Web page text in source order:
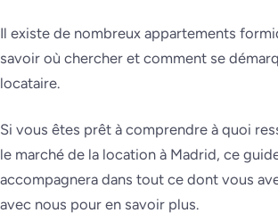
Il existe de nombreux appartements
savoir où chercher et comment se
locataire.
Si vous êtes prêt à comprendre à quoi
le marché de la location à Madrid, ce
accompagnera dans tout ce dont vous
avec nous pour en savoir plus.